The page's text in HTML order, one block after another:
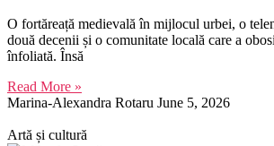
O fortăreață medievală în mijlocul urbei, o
două decenii și o comunitate locală care a
înfoliată. Însă
Read More »
Marina-Alexandra Rotaru June 5, 2026
Artă și cultură